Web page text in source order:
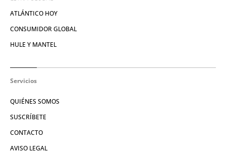
ATLÁNTICO HOY
CONSUMIDOR GLOBAL
HULE Y MANTEL
Servicios
QUIÉNES SOMOS
SUSCRÍBETE
CONTACTO
AVISO LEGAL